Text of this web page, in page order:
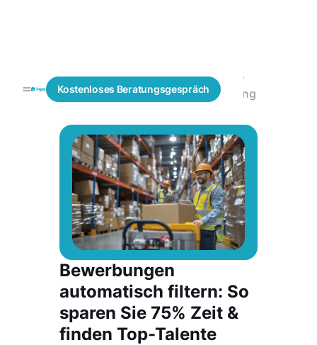
Kostenloses Beratungsgespräch
Blogs
Fachkräfte
finden
Automatisierte
Vorqualifizierung
Bewerbungen
automatisch filtern: So
sparen Sie 75% Zeit &
finden Top-Talente